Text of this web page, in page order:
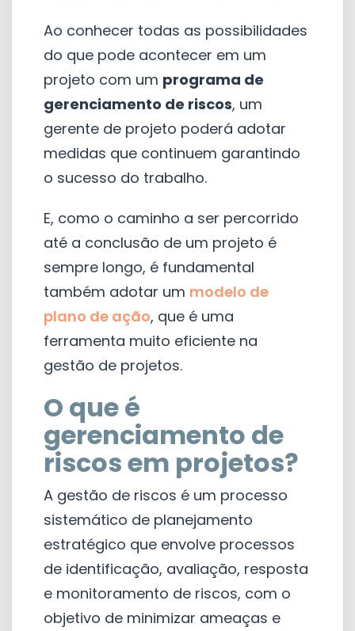
Ao conhecer todas as possibilidades
do que pode acontecer em um
projeto com um programa de
gerenciamento de riscos, um
gerente de projeto poderá adotar
medidas que continuem garantindo
o sucesso do trabalho.
E, como o caminho a ser percorrido
até a conclusão de um projeto é
sempre longo, é fundamental
também adotar um modelo de
plano de ação, que é uma
ferramenta muito eficiente na
gestão de projetos.
O que é
gerenciamento de
riscos em projetos?
A gestão de riscos é um processo
sistemático de planejamento
estratégico que envolve processos
de identificação, avaliação, resposta
e monitoramento de riscos, com o
objetivo de minimizar ameaças e